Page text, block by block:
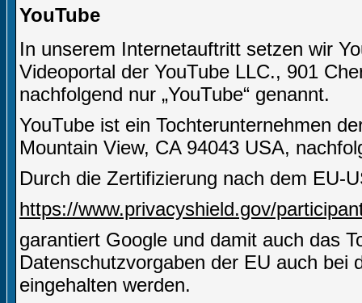
YouTube
In unserem Internetauftritt setzen wir
Videoportal der YouTube LLC., 901
nachfolgend nur „YouTube“ genannt.
YouTube ist ein Tochterunternehmen
Mountain View, CA 94043 USA,
Durch die Zertifizierung nach dem EU-
https://www.privacyshield.gov/
garantiert Google und damit auch das
Datenschutzvorgaben der EU auch bei
eingehalten werden.